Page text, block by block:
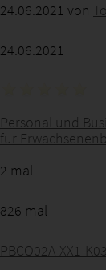
24.06.2021 von
24.06.2021
Personal und
für
2 mal
826 mal
PBCO02A-XX1-K03